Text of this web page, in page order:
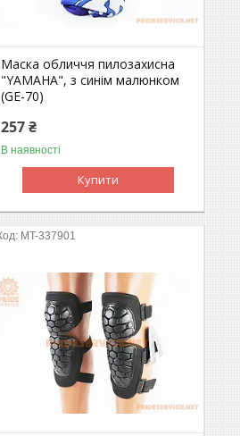
Маска обличчя пилозахисна
"YAMAHA", з синім малюнком
(GE-70)
257 ₴
В наявності
Купити
MT-337901